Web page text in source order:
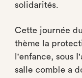
solidarités.
Cette journée
thème la
l'enfance, sous
salle comble a